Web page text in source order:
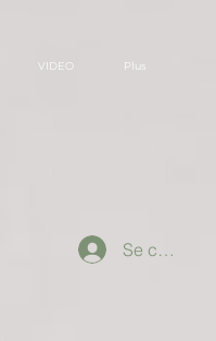
VIDEO Plus
Se connecter